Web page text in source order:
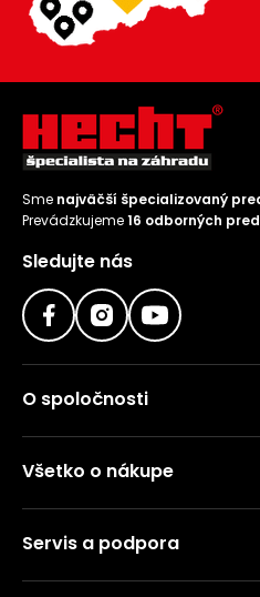
Sme najväčší špecializovaný
Prevádzkujeme16 odborných
Sledujte nás
O spoločnosti
Všetko o nákupe
Servis a podpora